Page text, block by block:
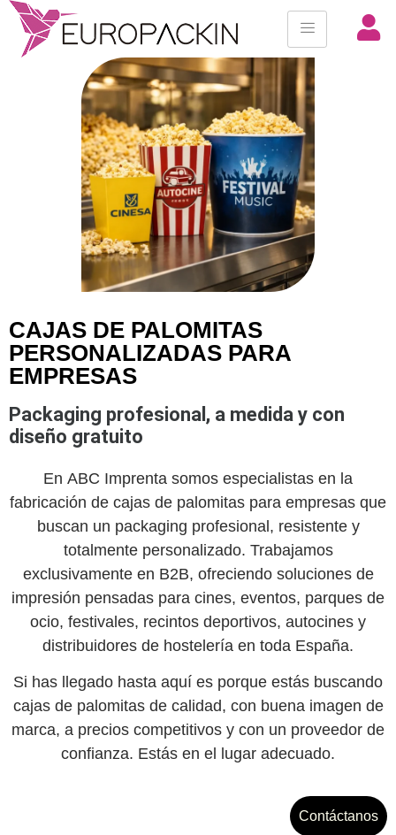
CAJAS DE PALOMITAS
PERSONALIZADAS PARA
EMPRESAS
Packaging profesional, a medida y con
diseño gratuito
En ABC Imprenta somos especialistas en la
fabricación de cajas de palomitas para empresas que
buscan un packaging profesional, resistente y
totalmente personalizado. Trabajamos
exclusivamente en B2B, ofreciendo soluciones de
impresión pensadas para cines, eventos, parques de
ocio, festivales, recintos deportivos, autocines y
distribuidores de hostelería en toda España.
Si has llegado hasta aquí es porque estás buscando
cajas de palomitasde calidad, con buena imagen de
marca, a precios competitivos y con un proveedor de
confianza. Estás en el lugar adecuado.
Contáctanos